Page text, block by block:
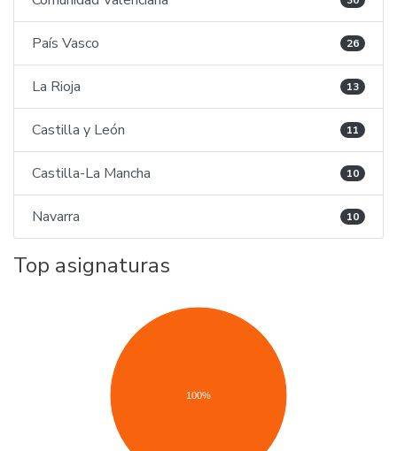
País Vasco 26
La Rioja 13
Castilla y León 11
Castilla-La Mancha 10
Navarra 10
Top asignaturas
100%